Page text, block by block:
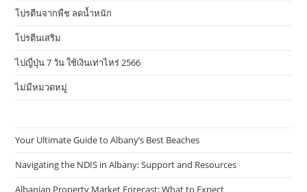
โปรตีนจากพืช ลดน้ำหนัก
โปรตีนเสริม
ไปญี่ปุ่น 7 วัน ใช้เงินเท่าไหร่ 2566
ไม่มีหมวดหมู่
Your Ultimate Guide to Albany’s Best Beaches
Navigating the NDIS in Albany: Support and Resources
Albanian Property Market Forecast: What to Expect